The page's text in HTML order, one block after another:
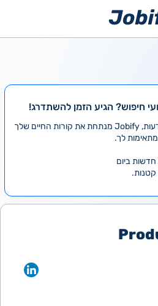
חיפוש? הגיע הזמן להשתדרג!
במקום לעבור לבד על אלפי מודעות, Jobify מנתחת את קורות החיים שלך
לך.
קטנות.